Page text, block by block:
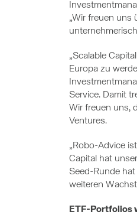
„Wir freuen uns
„Scalable
Europa zu
Service. Damit
Wir freuen uns,
Ventures.
„Robo-Advice
Capital hat
Seed-Runde
weiteren
ETF-Portfolios